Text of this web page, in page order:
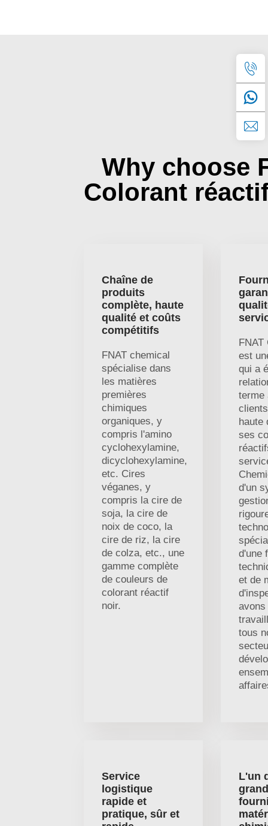
Why choose
Colorant
Chaîne de
produits
complète, haute
qualité et coûts
compétitifs
FNAT chemical
spécialise dans
les matières
premières
chimiques
organiques, y
compris l'amino
cyclohexylamine,
dicyclohexylamine,
etc. Cires
véganes, y
compris la cire de
soja, la cire de
noix de coco, la
cire de riz, la cire
de colza, etc., une
gamme complète
de couleurs de
colorant réactif
noir.
FNAT
est
qui a
terme
haute
ses
d'un
d'une
et de
avons
tous
Service
logistique
rapide et
pratique, sûr et
L'un